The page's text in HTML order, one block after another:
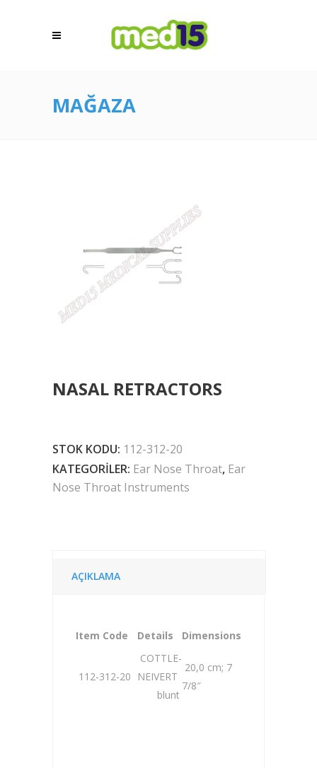
MAĞAZA
NASAL RETRACTORS
STOK KODU: 112-312-20
KATEGORILER: Ear Nose Throat, Ear
Nose Throat Instruments
AÇIKLAMA
Item Code Details Dimensions
112-312-20
COTTLE-
NEIVERT
blunt
20,0 cm; 7
7/8″